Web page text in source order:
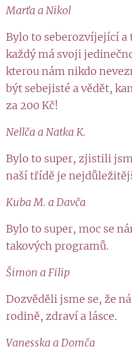
Marťa a Nikol
Bylo to seberozvíjející a
každý má svoji
kterou nám nikdo
být sebejisté a vědět,
za 200 Kč!
Nellča a Natka K.
Bylo to super, zjistili
naší třídě je
Kuba M. a Davča
Bylo to super, moc se
takových programů.
Šimon a Filip
Dozvěděli jsme se, že
rodině, zdraví a lásce.
Vanesska a Domča